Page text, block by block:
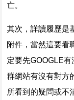
亡。
其次，詳讀履歷是
附件，當然這要看
定要先GOOGLE
群網站有沒有對方
所看到的疑問或不